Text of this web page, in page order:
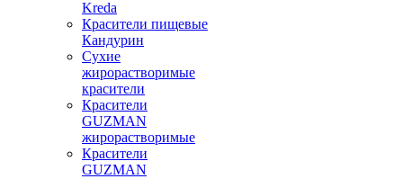
Kreda
Красители пищевые
Кандурин
Сухие
жирорастворимые
красители
Красители
GUZMAN
жирорастворимые
Красители
GUZMAN